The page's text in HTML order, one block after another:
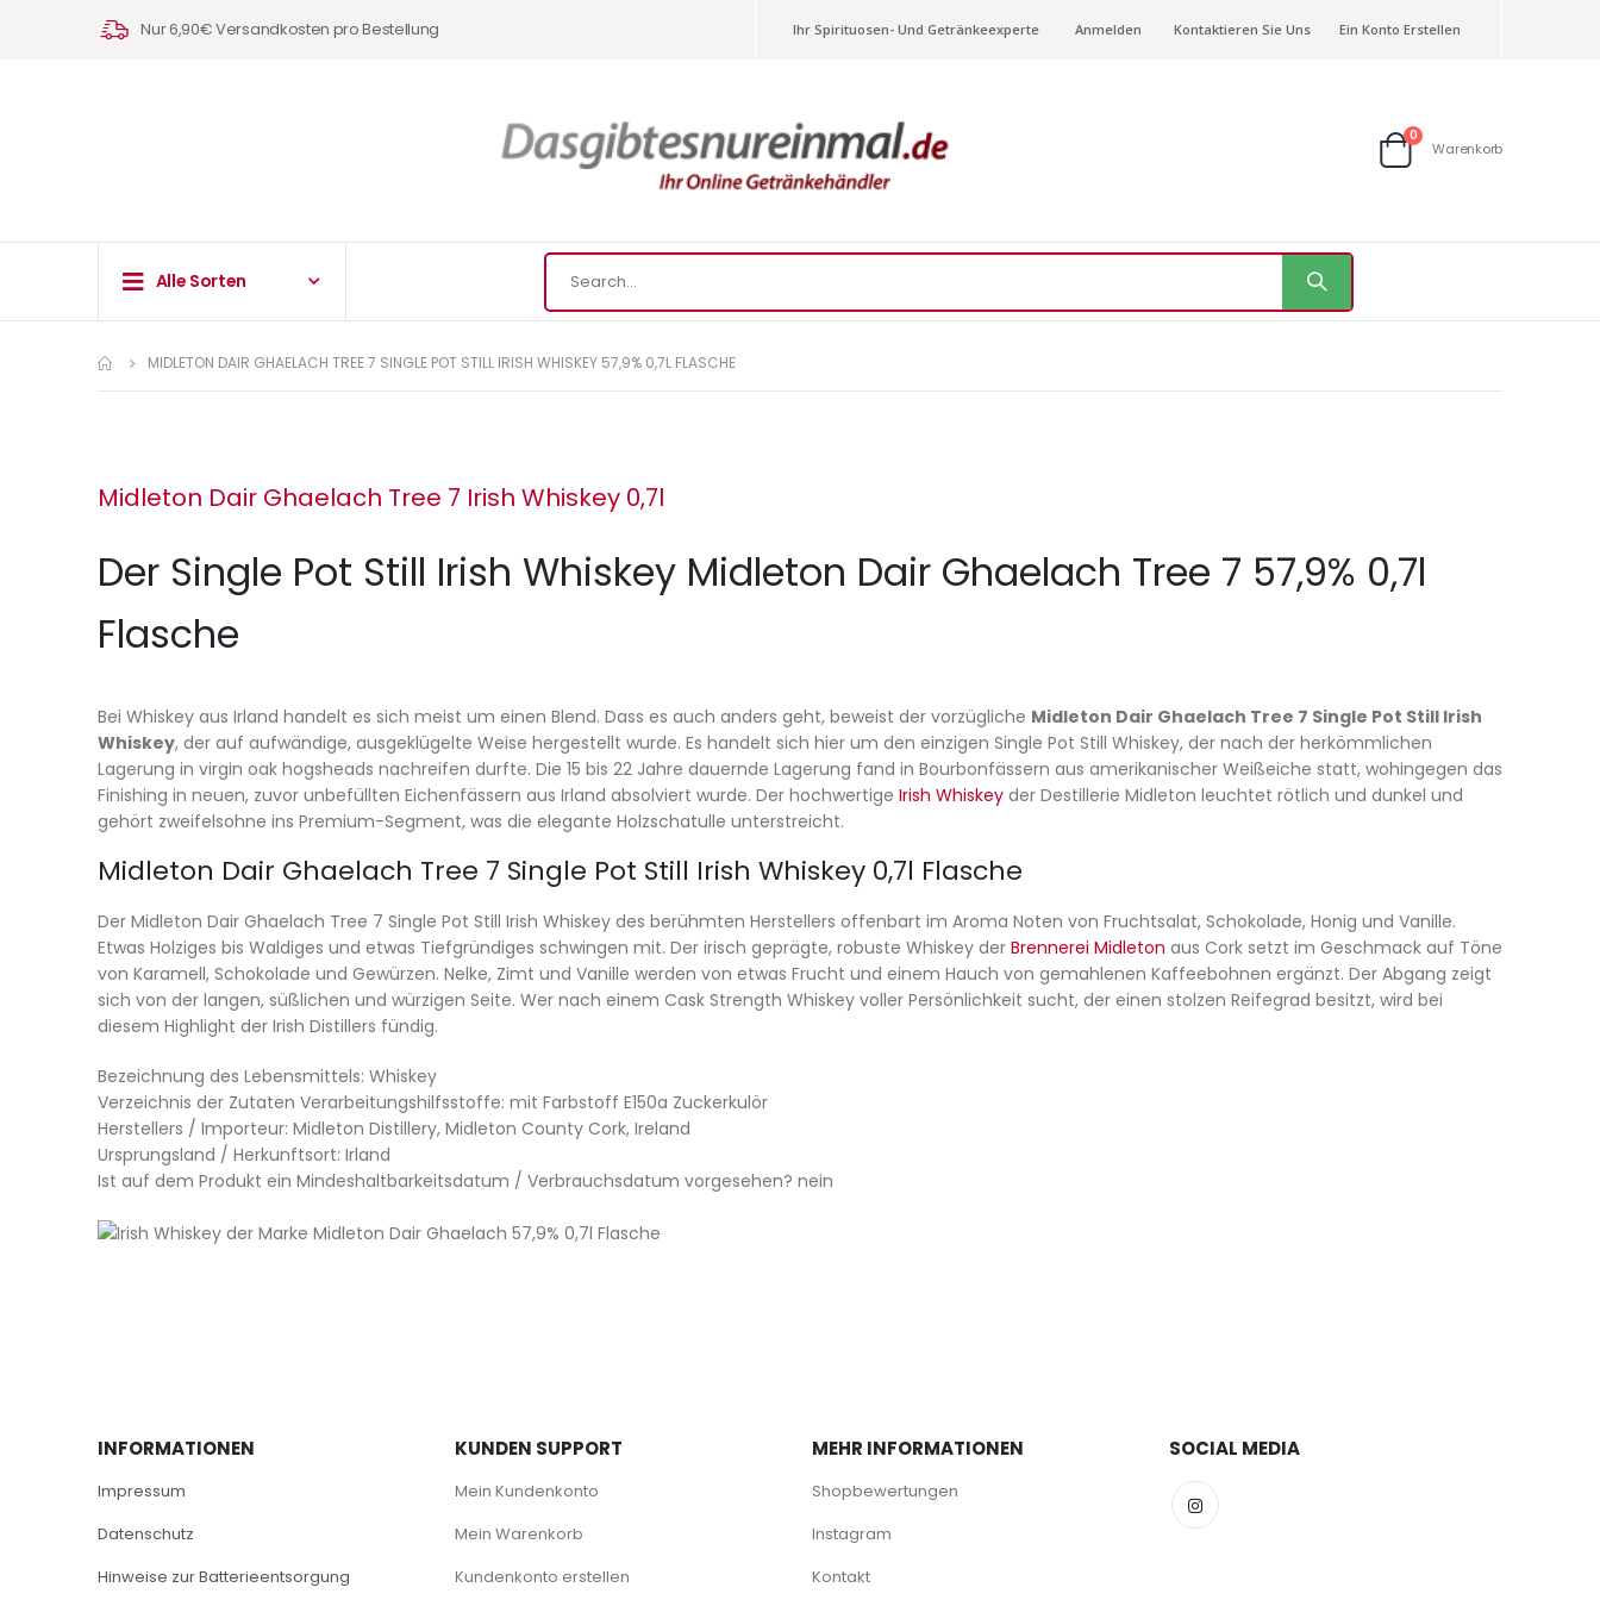
Nur 6,90€ Versandkosten pro Bestellung Ihr Spirituosen- Und Getränkeexperte Anmelden Kontaktieren Sie Uns Ein Konto Erstellen
Warenkorb
0Artikel
Warenkorb
Alle Sorten
MIDLETON DAIR GHAELACH TREE 7 SINGLE POT STILL IRISH WHISKEY 57,9% 0,7L FLASCHE
Midleton Dair Ghaelach Tree 7 Irish Whiskey 0,7l
Der Single Pot Still Irish Whiskey Midleton Dair Ghaelach Tree 7 57,9% 0,7l
Flasche
Bei Whiskey aus Irland handelt es sich meist um einen Blend. Dass es auch anders geht, beweist der vorzügliche Midleton Dair Ghaelach Tree 7 Single Pot Still Irish
Whiskey, der auf aufwändige, ausgeklügelte Weise hergestellt wurde. Es handelt sich hier um den einzigen Single Pot Still Whiskey, der nach der herkömmlichen
Lagerung in virgin oak hogsheads nachreifen durfte. Die 15 bis 22 Jahre dauernde Lagerung fand in Bourbonfässern aus amerikanischer Weißeiche statt, wohingegen das
Finishing in neuen, zuvor unbefüllten Eichenfässern aus Irland absolviert wurde. Der hochwertige Irish Whiskey der Destillerie Midleton leuchtet rötlich und dunkel und
gehört zweifelsohne ins Premium-Segment, was die elegante Holzschatulle unterstreicht.
Midleton Dair Ghaelach Tree 7 Single Pot Still Irish Whiskey 0,7l Flasche
Der Midleton Dair Ghaelach Tree 7 Single Pot Still Irish Whiskey des berühmten Herstellers offenbart im Aroma Noten von Fruchtsalat, Schokolade, Honig und Vanille.
Etwas Holziges bis Waldiges und etwas Tiefgründiges schwingen mit. Der irisch geprägte, robuste Whiskey der Brennerei Midleton aus Cork setzt im Geschmack auf Töne
von Karamell, Schokolade und Gewürzen. Nelke, Zimt und Vanille werden von etwas Frucht und einem Hauch von gemahlenen Kaffeebohnen ergänzt. Der Abgang zeigt
sich von der langen, süßlichen und würzigen Seite. Wer nach einem Cask Strength Whiskey voller Persönlichkeit sucht, der einen stolzen Reifegrad besitzt, wird bei
diesem Highlight der Irish Distillers fündig.
Bezeichnung des Lebensmittels: Whiskey
Verzeichnis der Zutaten Verarbeitungshilfsstoffe: mit Farbstoff E150a Zuckerkulör
Herstellers / Importeur: Midleton Distillery, Midleton County Cork, Ireland
Ursprungsland / Herkunftsort: Irland
Ist auf dem Produkt ein Mindeshaltbarkeitsdatum / Verbrauchsdatum vorgesehen? nein
INFORMATIONEN
Impressum
Datenschutz
Hinweise zur Batterieentsorgung
KUNDEN SUPPORT
Mein Kundenkonto
Mein Warenkorb
Kundenkonto erstellen
MEHR INFORMATIONEN
Shopbewertungen
Instagram
Kontakt
SOCIAL MEDIA